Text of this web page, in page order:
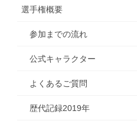
選手権概要
参加までの流れ
公式キャラクター
よくあるご質問
歴代記録2019年